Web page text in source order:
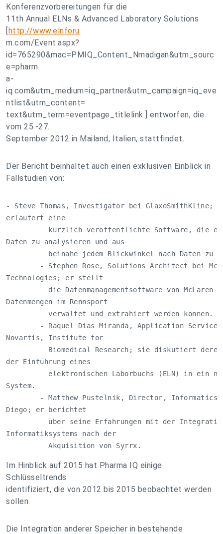
Konferenzvorbereitungen für die
11th Annual ELNs & Advanced Laboratory Solutions
[http://www.elnforu
m.com/Event.aspx?
id=765290&mac=PMIQ_Content_Nmadigan&utm_sourc
e=pharm
a-
iq.com&utm_medium=iq_partner&utm_campaign=iq_eve
ntlist&utm_content=
text&utm_term=eventpage_titlelink ] entworfen, die
vom 25.-27.
September 2012 in Mailand, Italien, stattfindet.
Der Bericht beinhaltet auch einen exklusiven Einblick in
Fallstudien von:
- Steve Thomas, Investigator bei GlaxoSmithKline;
erläutert eine
kürzlich veröffentlichte Software, die
Daten zu analysieren und aus
beinahe jedem Blickwinkel nach Daten zu
- Stephen Rose, Solutions Architect bei
Technologies; er stellt
die Datenmanagementsoftware von McLaren
Datenmengen im Rennsport
          verwaltet und extrahiert werden können.
- Raquel Dias Miranda, Application
Novartis, Institute for
Biomedical Research; sie diskutiert
der Einführung eines
elektronischen Laborbuchs (ELN) in ein
System.
- Matthew Pustelnik, Director,
Diego; er berichtet
über seine Erfahrungen mit der
Informatiksystems nach der
          Akquisition von Syrrx.
Im Hinblick auf 2015 hat Pharma IQ einige
Schlüsseltrends
identifiziert, die von 2012 bis 2015 beobachtet werden
sollen.
Die Integration anderer Speicher in bestehende